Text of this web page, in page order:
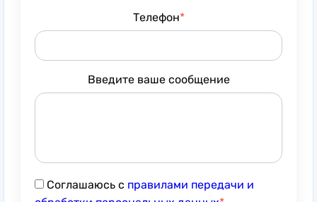
Телефон
Введите ваше сообщение
Соглашаюсь с правилами передачи и